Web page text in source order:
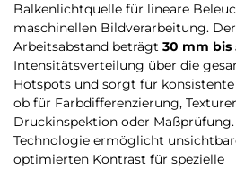
Balkenlichtquelle für lineare
maschinellen Bildverarbeitung.
Arbeitsabstand beträgt 30 mm bis
Intensitätsverteilung über die
Hotspots und sorgt für
ob für Farbdifferenzierung,
Druckinspektion oder
Technologie ermöglicht
optimierten Kontrast für spezielle